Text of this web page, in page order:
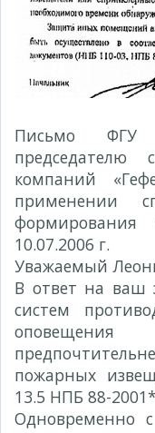
Письмо
председателю
компаний
применении
формирования
10.07.2006 г.
Уважаемый
В ответ на ваш
систем
пожарных
13.5 НПБ 88-
Одновременно